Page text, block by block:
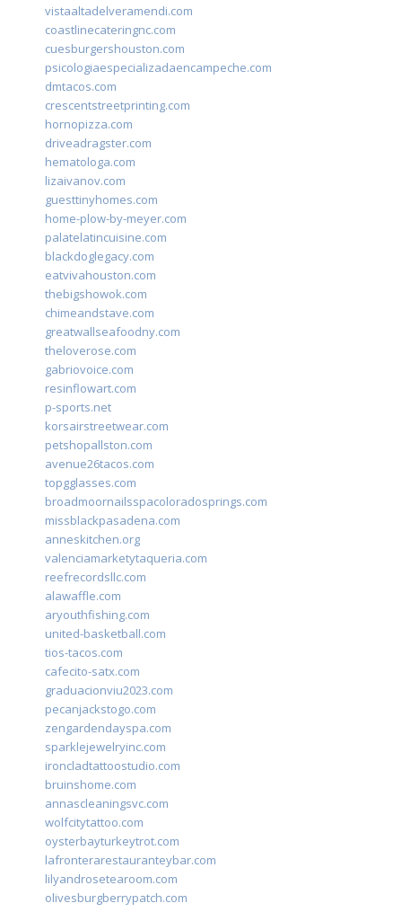
vistaaltadelveramendi.com
coastlinecateringnc.com
cuesburgershouston.com
psicologiaespecializadaencampeche.com
dmtacos.com
crescentstreetprinting.com
hornopizza.com
driveadragster.com
hematologa.com
lizaivanov.com
guesttinyhomes.com
home-plow-by-meyer.com
palatelatincuisine.com
blackdoglegacy.com
eatvivahouston.com
thebigshowok.com
chimeandstave.com
greatwallseafoodny.com
theloverose.com
gabriovoice.com
resinflowart.com
p-sports.net
korsairstreetwear.com
petshopallston.com
avenue26tacos.com
topgglasses.com
broadmoornailsspacoloradosprings.com
missblackpasadena.com
anneskitchen.org
valenciamarketytaqueria.com
reefrecordsllc.com
alawaffle.com
aryouthfishing.com
united-basketball.com
tios-tacos.com
cafecito-satx.com
graduacionviu2023.com
pecanjackstogo.com
zengardendayspa.com
sparklejewelryinc.com
ironcladtattoostudio.com
bruinshome.com
annascleaningsvc.com
wolfcitytattoo.com
oysterbayturkeytrot.com
lafronterarestauranteybar.com
lilyandrosetearoom.com
olivesburgberrypatch.com